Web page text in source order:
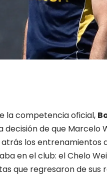
la competencia oficial,
decisión de que Marcelo
los entrenamientos
en el club: el Chelo
que regresaron de